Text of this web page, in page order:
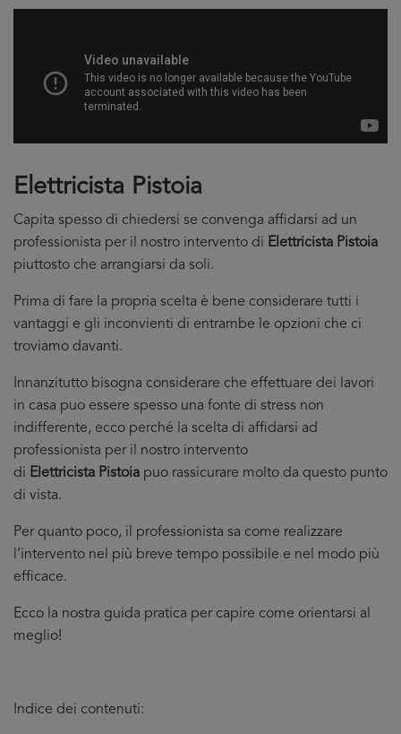
Elettricista Pistoia
Capita spesso di chiedersi se convenga affidarsi ad un
professionista per il nostro intervento di Elettricista Pistoia
piuttosto che arrangiarsi da soli.
Prima di fare la propria scelta è bene considerare tutti i
vantaggi e gli inconvienti di entrambe le opzioni che ci
troviamo davanti.
Innanzitutto bisogna considerare che effettuare dei lavori
in casa puo essere spesso una fonte di stress non
indifferente, ecco perché la scelta di affidarsi ad
professionista per il nostro intervento
di Elettricista Pistoia puo rassicurare molto da questo punto
di vista.
Per quanto poco, il professionista sa come realizzare
l’intervento nel più breve tempo possibile e nel modo più
efficace.
Ecco la nostra guida pratica per capire come orientarsi al
meglio!
Indice dei contenuti: